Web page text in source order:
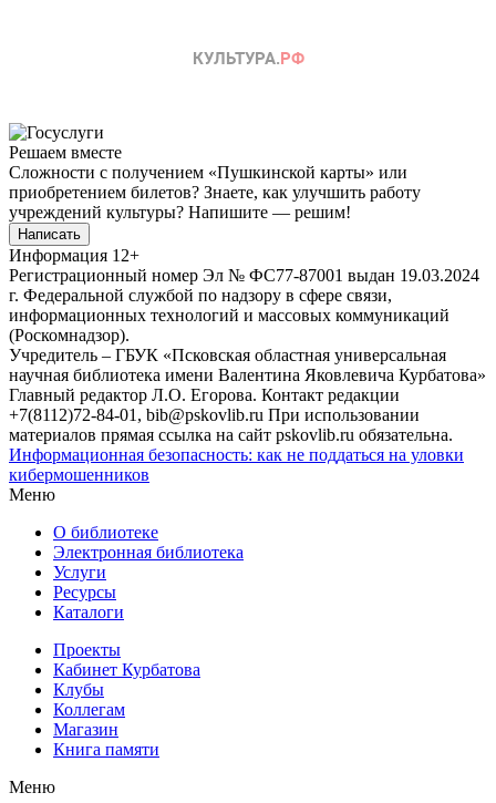
Решаем вместе
Сложности с получением «Пушкинской карты» или
приобретением билетов? Знаете, как улучшить работу
учреждений культуры? Напишите — решим!
Написать
Информация 12+
Регистрационный номер Эл № ФС77-87001 выдан 19.03.2024
г. Федеральной службой по надзору в сфере связи,
информационных технологий и массовых коммуникаций
(Роскомнадзор).
Учредитель – ГБУК «Псковская областная универсальная
научная библиотека имени Валентина Яковлевича Курбатова»
Главный редактор Л.О. Егорова. Контакт редакции
+7(8112)72-84-01, bib@pskovlib.ru При использовании
материалов прямая ссылка на сайт pskovlib.ru обязательна.
Информационная безопасность: как не поддаться на уловки
кибермошенников
Меню
О библиотеке
Электронная библиотека
Услуги
Ресурсы
Каталоги
Проекты
Кабинет Курбатова
Клубы
Коллегам
Магазин
Книга памяти
Меню